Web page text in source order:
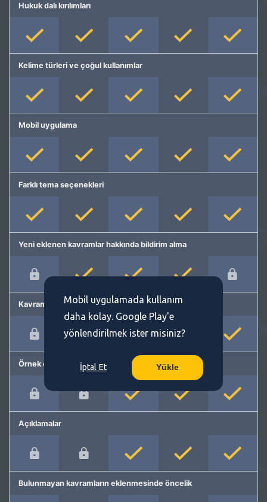
Hukuk dalı kırılımları
Kelime türleri ve çoğul kullanımlar
Mobil uygulama
Farklı tema seçenekleri
Yeni eklenen kavramlar hakkında bildirim alma
Kavram önerme
Örnek cümleler
Açıklamalar
Bulunmayan kavramların eklenmesinde öncelik
Mobil uygulamada kullanım
daha kolay. Google Play'e
yönlendirilmek ister misiniz?
İptal Et Yükle